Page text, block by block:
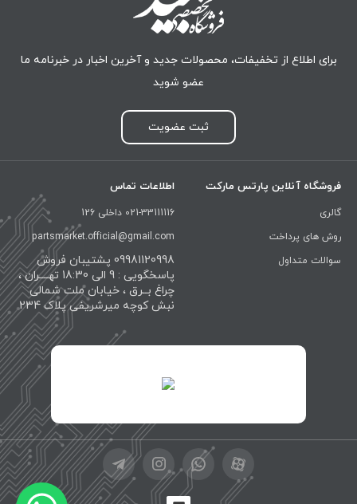
برای اطلاع از تخفیفات، محصولات جدید و آخرین اخبار در خبرنامه ما
عضو شوید
ثبت عضویت
فروشگاه آنلاین پارتس مارکت
گالری
روش های پرداخت
سوالات متداول
اطلاعات تماس
021-33111116 داخلی 126
partsmarket.official@gmail.com
09981120998 پشتیبان فروش
پاسخگویی : 9 الی 18:30 تهــــران ،
چراغ بــرق ، خیابان ملت شمالی
نبش کوچه میرشریفی پلاک 234